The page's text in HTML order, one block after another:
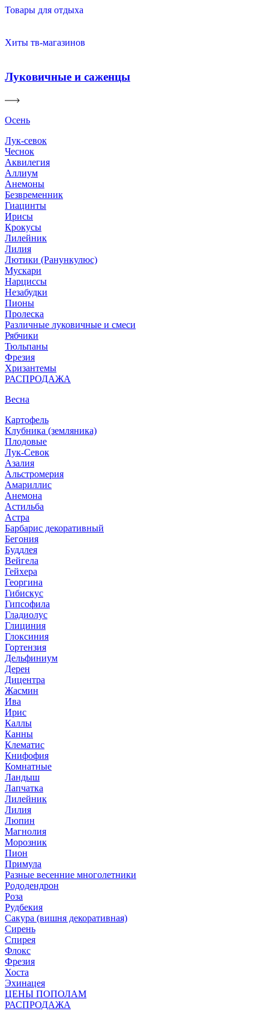
Товары для отдыха
Хиты тв-магазинов
Луковичные и саженцы
Осень
Лук-севок
Чеснок
Аквилегия
Аллиум
Анемоны
Безвременник
Гиацинты
Ирисы
Крокусы
Лилейник
Лилия
Лютики (Ранункулюс)
Мускари
Нарцисcы
Незабудки
Пионы
Пролеска
Различные луковичные и смеси
Рябчики
Тюльпаны
Фрезия
Хризантемы
РАСПРОДАЖА
Весна
Картофель
Клубника (земляника)
Плодовые
Лук-Севок
Азалия
Альстромерия
Амариллис
Анемона
Астильба
Астра
Барбарис декоративный
Бегония
Буддлея
Вейгела
Гейхера
Георгина
Гибискус
Гипсофила
Гладиолус
Глициния
Глоксиния
Гортензия
Дельфиниум
Дерен
Дицентра
Жасмин
Ива
Ирис
Каллы
Канны
Клематис
Книфофия
Комнатные
Ландыш
Лапчатка
Лилейник
Лилия
Люпин
Магнолия
Морозник
Пион
Примула
Разные весенние многолетники
Рододендрон
Роза
Рудбекия
Сакура (вишня декоративная)
Сирень
Спирея
Флокс
Фрезия
Хоста
Эхинацея
ЦЕНЫ ПОПОЛАМ
РАСПРОДАЖА